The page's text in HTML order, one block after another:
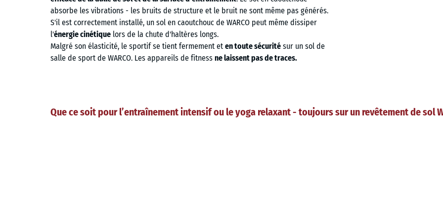
absorbe les vibrations - les bruits de structure et le bruit ne sont même pas générés.
S'il est correctement installé, un sol en caoutchouc de WARCO peut même dissiper
l'énergie cinétique lors de la chute d'haltères longs.
Malgré son élasticité, le sportif se tient fermement et en toute sécurité sur un sol de
salle de sport de WARCO. Les appareils de fitness ne laissent pas de traces.
Que ce soit pour l’entraînement intensif ou le yoga relaxant - toujours sur un revêtement de sol